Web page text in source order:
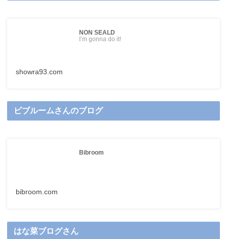
NON SEALD
I’m gonna do it!
showra93.com
ビブルームさんのブログ
Bibroom
bibroom.com
はな菜ブログさん